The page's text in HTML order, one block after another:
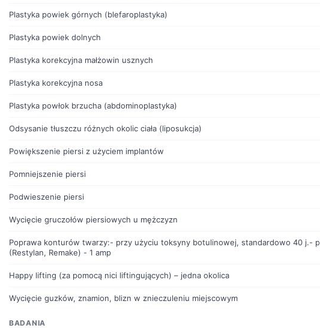
Plastyka powiek górnych (blefaroplastyka)
Plastyka powiek dolnych
Plastyka korekcyjna małżowin usznych
Plastyka korekcyjna nosa
Plastyka powłok brzucha (abdominoplastyka)
Odsysanie tłuszczu różnych okolic ciała (liposukcja)
Powiększenie piersi z użyciem implantów
Pomniejszenie piersi
Podwieszenie piersi
Wycięcie gruczołów piersiowych u mężczyzn
Poprawa konturów twarzy:- przy użyciu toksyny botulinowej, standardowo 40 j.-
(Restylan, Remake) - 1 amp
Happy lifting (za pomocą nici liftingujących) – jedna okolica
Wycięcie guzków, znamion, blizn w znieczuleniu miejscowym
BADANIA